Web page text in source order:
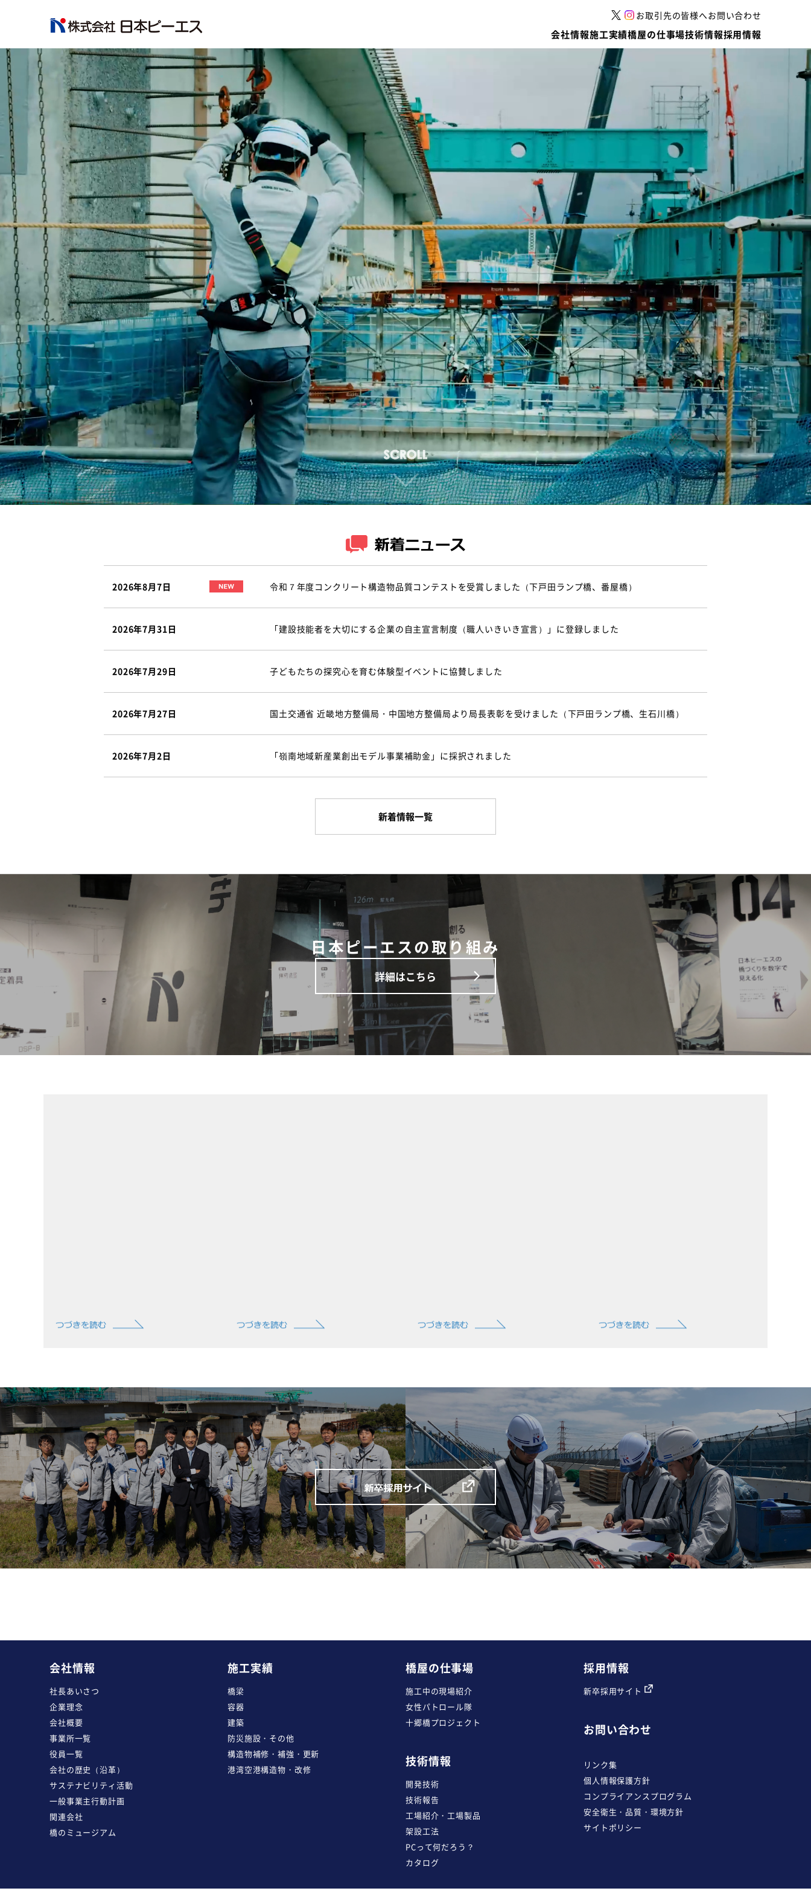
お取引先の皆様へお問い合わせ
会社情報施工実績橋屋の仕事場技術情報採用情報
2026年8月7日 令和７年度コンクリート構造物品質コンテストを受賞しました（下戸田ランプ橋、番屋橋）
2026年7月31日 「建設技能者を大切にする企業の自主宣言制度（職人いきいき宣言）」に登録しました
2026年7月29日 子どもたちの探究心を育む体験型イベントに協賛しました
2026年7月27日 国土交通省 近畿地方整備局・中国地方整備局より局長表彰を受けました（下戸田ランプ橋、生石川橋）
2026年7月2日 「嶺南地域新産業創出モデル事業補助金」に採択されました
新着情報一覧
日本ピーエスの取り組み
詳細はこちら
会社情報
社長あいさつ
企業理念
会社概要
事業所一覧
役員一覧
会社の歴史（沿革）
サステナビリティ活動
一般事業主行動計画
関連会社
橋のミュージアム
施工実績
橋梁
容器
建築
防災施設・その他
構造物補修・補強・更新
港湾空港構造物・改修
橋屋の仕事場
施工中の現場紹介
女性パトロール隊
十郷橋プロジェクト
技術情報
開発技術
技術報告
工場紹介・工場製品
架設工法
PCって何だろう？
カタログ
採用情報
新卒採用サイト
お問い合わせ
リンク集
個人情報保護方針
コンプライアンスプログラム
安全衛生・品質・環境方針
サイトポリシー